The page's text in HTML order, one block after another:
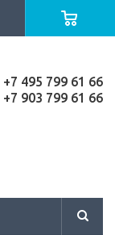
+7 495 799 61 66
+7 903 799 61 66